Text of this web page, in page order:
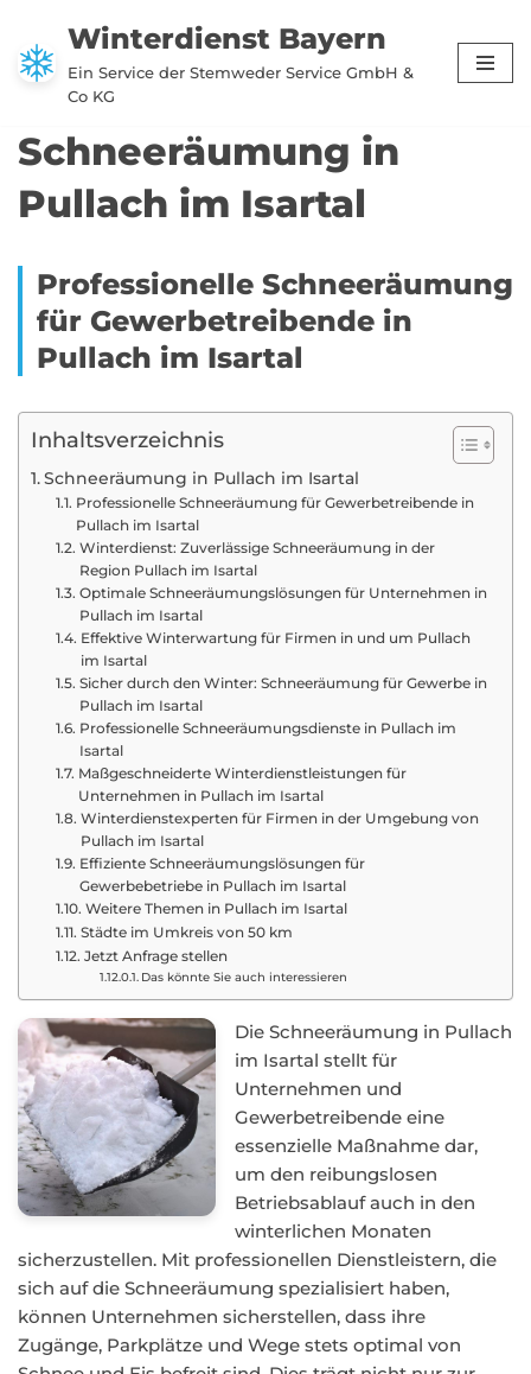
Zum
Inhalt
Winterdienst Bayern
Ein Service der Stemweder Service GmbH &
Co KG
Schneeräumung in
Pullach im Isartal
Professionelle Schneeräumung
für Gewerbetreibende in
Pullach im Isartal
Inhaltsverzeichnis
Schneeräumung in Pullach im Isartal
Professionelle Schneeräumung für Gewerbetreibende in
Pullach im Isartal
Winterdienst: Zuverlässige Schneeräumung in der
Region Pullach im Isartal
Optimale Schneeräumungslösungen für Unternehmen in
Pullach im Isartal
Effektive Winterwartung für Firmen in und um Pullach
im Isartal
Sicher durch den Winter: Schneeräumung für Gewerbe in
Pullach im Isartal
Professionelle Schneeräumungsdienste in Pullach im
Isartal
Maßgeschneiderte Winterdienstleistungen für
Unternehmen in Pullach im Isartal
Winterdienstexperten für Firmen in der Umgebung von
Pullach im Isartal
Effiziente Schneeräumungslösungen für
Gewerbebetriebe in Pullach im Isartal
Weitere Themen in Pullach im Isartal
Städte im Umkreis von 50 km
Jetzt Anfrage stellen
Das könnte Sie auch interessieren
Die Schneeräumung in Pullach
im Isartal stellt für
Unternehmen und
Gewerbetreibende eine
essenzielle Maßnahme dar,
um den reibungslosen
Betriebsablauf auch in den
winterlichen Monaten
sicherzustellen. Mit professionellen Dienstleistern, die
sich auf die Schneeräumung spezialisiert haben,
können Unternehmen sicherstellen, dass ihre
Zugänge, Parkplätze und Wege stets optimal von